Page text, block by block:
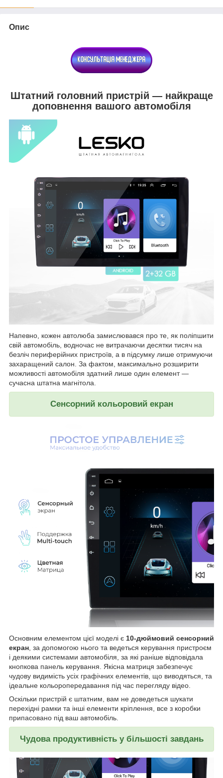
Опис
Штатний головний пристрій — найкраще
доповнення вашого автомобіля
Напевно, кожен автолюба замислювався про те, як поліпшити
свій автомобіль, водночас не витрачаючи десятки тисяч на
безліч периферійних пристроїв, а в підсумку лише отримуючи
захаращений салон. За фактом, максимально розширити
можливості автомобіля здатний лише один елемент —
сучасна штатна магнітола.
Сенсорний кольоровий екран
Основним елементом цієї моделі є 10-дюймовий сенсорний
екран, за допомогою нього та ведеться керування пристроєм
і деякими системами автомобіля, за які раніше відповідала
кнопкова панель керування. Якісна матриця забезпечує
чудову видимість усіх графічних елементів, що виводяться, та
ідеальне кольоропередавання під час перегляду відео.
Оскільки пристрій є штатним, вам не доведеться шукати
перехідні рамки та інші елементи кріплення, все з коробки
припасовано під ваш автомобіль.
Чудова продуктивність у більшості завдань